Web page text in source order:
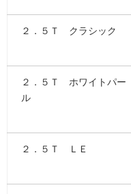
２．５Ｔ クラシック
２．５Ｔ ホワイトパー
ル
２．５Ｔ ＬＥ